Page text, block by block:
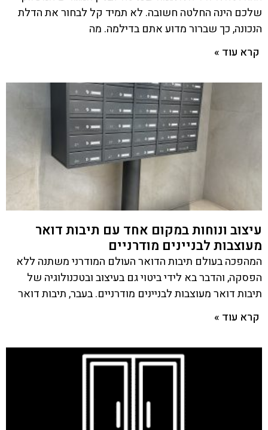
שלכם הינה החלטה חשובה. לא תמיד קל לבחור את הדלת
הנכונה, כך שברור מדוע אתם בדילמה. מה
קרא עוד »
עיצוב ונוחות במקום אחד עם תיבות דואר
מעוצבות לבניינים מודרניים
המהפכה בעולם תיבות הדואר העולם המודרני משתנה ללא
הפסקה, והדבר בא לידי ביטוי גם בעיצוב ובטכנולוגיה של
תיבות דואר מעוצבות לבניינים מודרניים. בעבר, תיבות דואר
קרא עוד »